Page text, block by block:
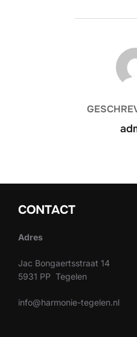
CONTACT
Adres
Jac Bongaertsstraat 14
5931 PP Tegelen
info@harmonie-tegelen.nl